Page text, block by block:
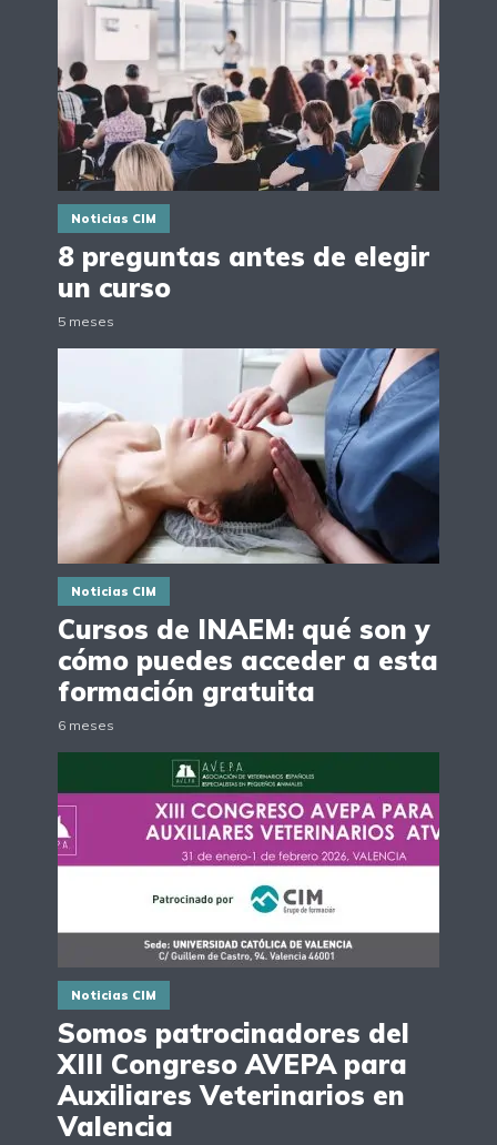
Noticias CIM
8 preguntas antes de elegir
un curso
5 meses
Noticias CIM
Cursos de INAEM: qué son y
cómo puedes acceder a esta
formación gratuita
6 meses
Noticias CIM
Somos patrocinadores del
XIII Congreso AVEPA para
Auxiliares Veterinarios en
Valencia